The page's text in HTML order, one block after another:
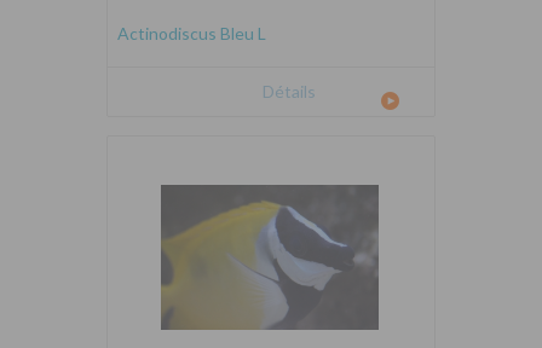
Actinodiscus Bleu L
Détails